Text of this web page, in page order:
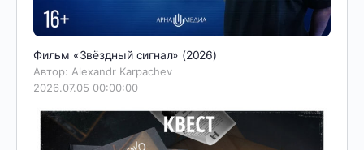
Фильм «Звёздный сигнал» (2026)
Автор: Alexandr Karpachev
2026.07.05 00:00:00